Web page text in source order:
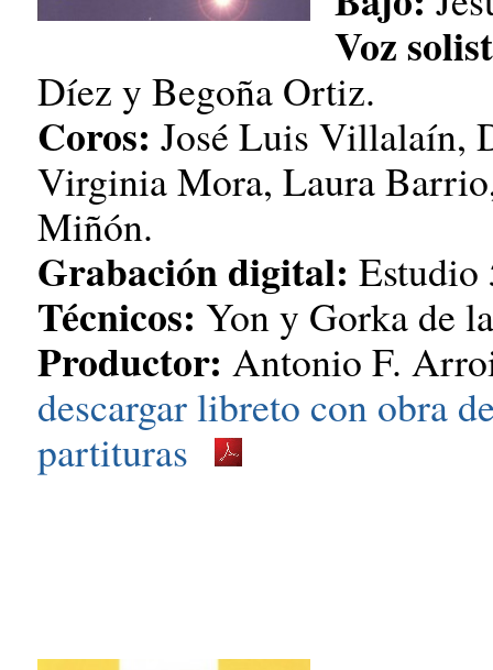
Voz
Díez y Begoña Ortiz.
Coros: José Luis Villalaín,
Virginia Mora, Laura
Miñón.
Grabación digital: Estudio
Técnicos: Yon y Gorka de
Productor: Antonio F.
descargar libreto con obra
partituras